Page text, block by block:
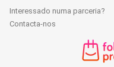
Interessado numa parceria?
Contacta-nos